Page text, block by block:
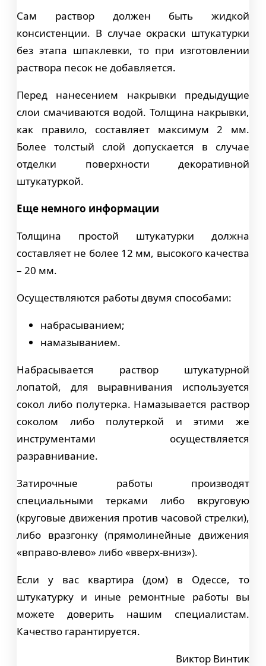
Сам раствор должен быть жидкой
консистенции. В случае окраски штукатурки
без этапа шпаклевки, то при изготовлении
раствора песок не добавляется.
Перед нанесением накрывки предыдущие
слои смачиваются водой. Толщина накрывки,
как правило, составляет максимум 2 мм.
Более толстый слой допускается в случае
отделки поверхности декоративной
штукатуркой.
Еще немного информации
Толщина простой штукатурки должна
составляет не более 12 мм, высокого качества
– 20 мм.
Осуществляются работы двумя способами:
набрасыванием;
намазыванием.
Набрасывается раствор штукатурной
лопатой, для выравнивания используется
сокол либо полутерка. Намазывается раствор
соколом либо полутеркой и этими же
инструментами осуществляется
разравнивание.
Затирочные работы производят
специальными терками либо вкруговую
(круговые движения против часовой стрелки),
либо вразгонку (прямолинейные движения
«вправо-влево» либо «вверх-вниз»).
Если у вас квартира (дом) в Одессе, то
штукатурку и иные ремонтные работы вы
можете доверить нашим специалистам.
Качество гарантируется.
Виктор Винтик